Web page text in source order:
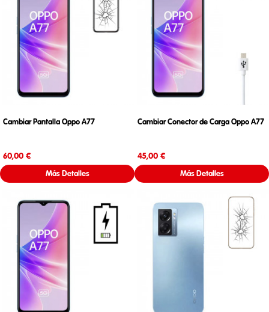
Cambiar Pantalla Oppo A77
60,00 €
Más Detalles
Cambiar Conector de Carga Oppo A77
45,00 €
Más Detalles